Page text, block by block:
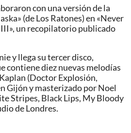
con una versión de la
(de Los Ratones) en «Never
un recopilatorio publicado
y llega su tercer disco,
contiene diez nuevas melodías
(Doctor Explosión,
Gijón y masterizado por Noel
Stripes, Black Lips, My Bloody
de Londres.